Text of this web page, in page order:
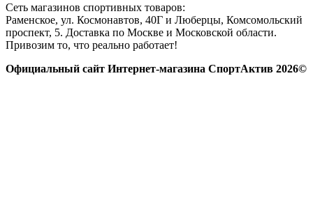
Сеть магазинов спортивных товаров:
Раменское, ул. Космонавтов, 40Г и Люберцы, Комсомольский
проспект, 5. Доставка по Москве и Московской области.
Привозим то, что реально работает!
Официальный сайт Интернет-магазина СпортАктив 2026©